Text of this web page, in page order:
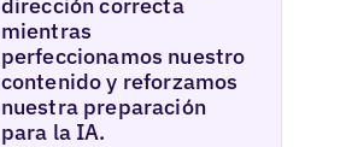
mientras
perfeccionamos nuestro
contenido y reforzamos
nuestra preparación
para la IA.